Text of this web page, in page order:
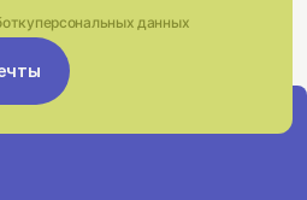
персональных данных